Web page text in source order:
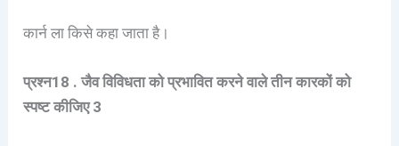
कार्न ला किसे कहा जाता है।
प्रश्न18 . जैव विविधता को प्रभावित करने वाले तीन कारकों को
स्पष्ट कीजिए 3